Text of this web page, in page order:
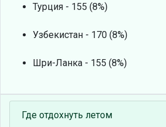
Турция - 155 (8%)
Узбекистан - 170 (8%)
Шри-Ланка - 155 (8%)
Где отдохнуть летом